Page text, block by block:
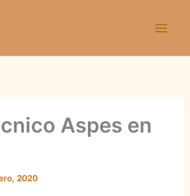
Aspes en
2020